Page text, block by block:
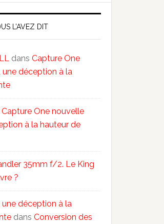
L’AVEZ DIT
dans Capture One
une déception à la
Capture One nouvelle
à la hauteur de
35mm f/2. Le King
?
une déception à la
dans Conversion des